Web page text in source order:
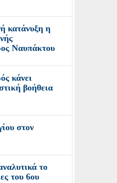
κατάνυξη η
Ναυπάκτου
κάνει
βοήθεια
στον
το
του 6ου